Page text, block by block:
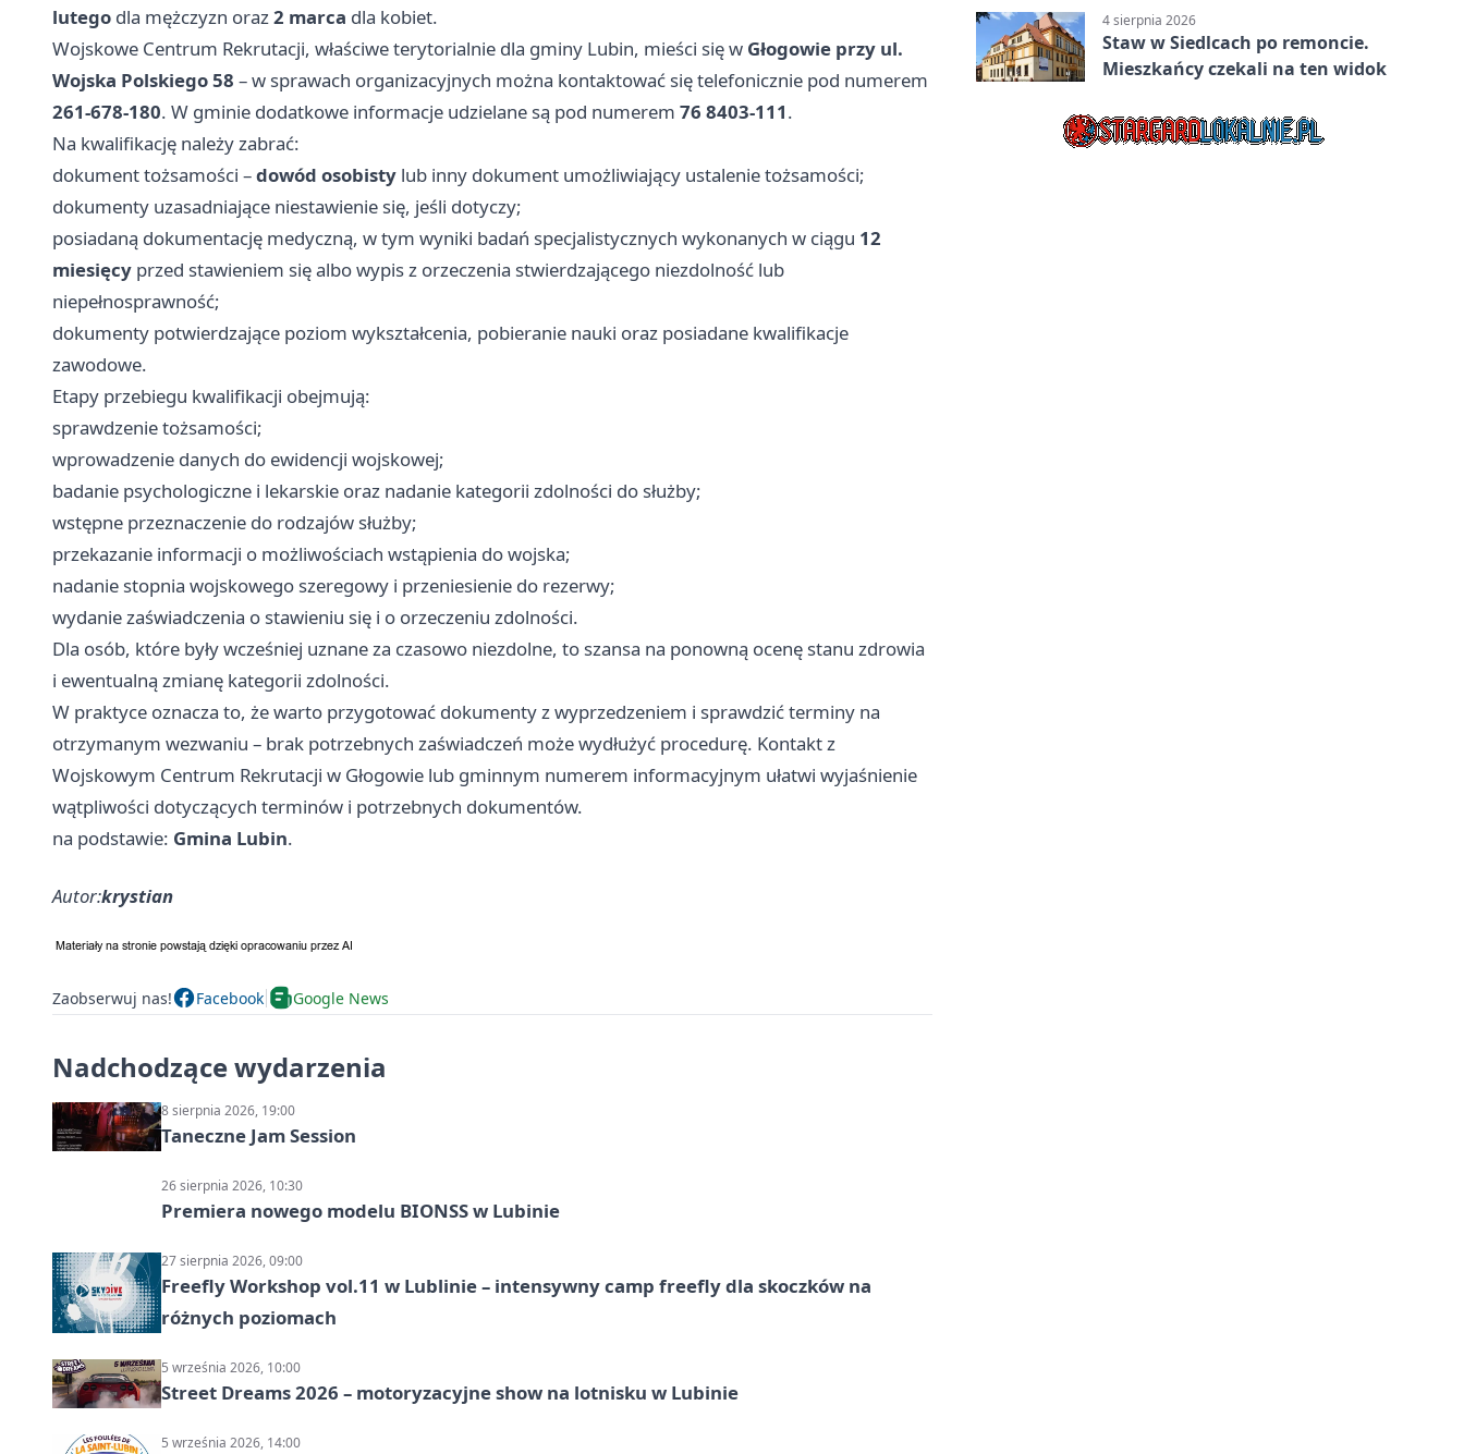
lutego dla mężczyzn oraz2 marca dla kobiet.
Wojskowe Centrum Rekrutacji, właściwe terytorialnie dla gminy Lubin, mieści się w Głogowie przy ul.
Wojska Polskiego 58 – w sprawach organizacyjnych można kontaktować się telefonicznie pod numerem
261-678-180. W gminie dodatkowe informacje udzielane są pod numerem 76 8403-111.
Na kwalifikację należy zabrać:
dokument tożsamości –dowód osobisty lub inny dokument umożliwiający ustalenie tożsamości;
dokumenty uzasadniające niestawienie się, jeśli dotyczy;
posiadaną dokumentację medyczną, w tym wyniki badań specjalistycznych wykonanych w ciągu 12
miesięcy przed stawieniem się albo wypis z orzeczenia stwierdzającego niezdolność lub
niepełnosprawność;
dokumenty potwierdzające poziom wykształcenia, pobieranie nauki oraz posiadane kwalifikacje
zawodowe.
Etapy przebiegu kwalifikacji obejmują:
sprawdzenie tożsamości;
wprowadzenie danych do ewidencji wojskowej;
badanie psychologiczne i lekarskie oraz nadanie kategorii zdolności do służby;
wstępne przeznaczenie do rodzajów służby;
przekazanie informacji o możliwościach wstąpienia do wojska;
nadanie stopnia wojskowego szeregowy i przeniesienie do rezerwy;
wydanie zaświadczenia o stawieniu się i o orzeczeniu zdolności.
Dla osób, które były wcześniej uznane za czasowo niezdolne, to szansa na ponowną ocenę stanu zdrowia
i ewentualną zmianę kategorii zdolności.
W praktyce oznacza to, że warto przygotować dokumenty z wyprzedzeniem i sprawdzić terminy na
otrzymanym wezwaniu – brak potrzebnych zaświadczeń może wydłużyć procedurę. Kontakt z
Wojskowym Centrum Rekrutacji w Głogowie lub gminnym numerem informacyjnym ułatwi wyjaśnienie
wątpliwości dotyczących terminów i potrzebnych dokumentów.
na podstawie: Gmina Lubin.
Autor:krystian
Zaobserwuj nas! Facebook Google News
Nadchodzące wydarzenia
8 sierpnia 2026, 19:00
Taneczne Jam Session
26 sierpnia 2026, 10:30
Premiera nowego modelu BIONSS w Lubinie
27 sierpnia 2026, 09:00
Freefly Workshop vol.11 w Lublinie – intensywny camp freefly dla skoczków na
różnych poziomach
5 września 2026, 10:00
Street Dreams 2026 – motoryzacyjne show na lotnisku w Lubinie
5 września 2026, 14:00
4 sierpnia 2026
Staw w Siedlcach po remoncie.
Mieszkańcy czekali na ten widok